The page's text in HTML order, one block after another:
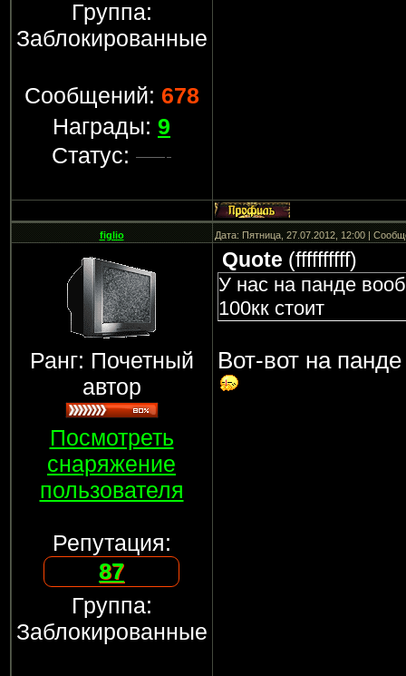
Группа:
Заблокированные
Сообщений: 678
Награды: 9
Статус:
figlio Дата: Пятница, 27.07.2012, 12:00 |
Ранг: Почетный
автор
Посмотреть
снаряжение
пользователя
Репутация:
87
Группа:
Заблокированные
Quote (ffffffffff)
У нас на панде
100кк стоит
Вот-вот на